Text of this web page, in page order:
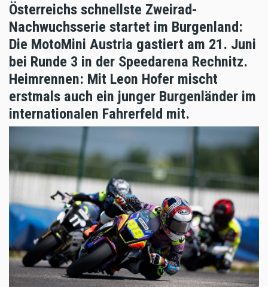
Österreichs schnellste Zweirad-
Nachwuchsserie startet im Burgenland:
Die MotoMini Austria gastiert am 21. Juni
bei Runde 3 in der Speedarena Rechnitz.
Heimrennen: Mit Leon Hofer mischt
erstmals auch ein junger Burgenländer im
internationalen Fahrerfeld mit.